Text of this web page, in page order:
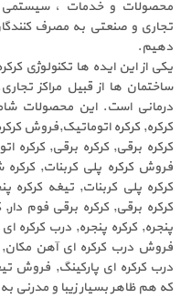
محصولات و خدمات ، سیستمی
تجاری و صنعتی به مصرف کنندگان
دهیم.
یکی از این ایده ها تکنولوژی
ساختمان ها از قبیل مراکز
درمانی است. این محصولات
کرکره, کرکره اتوماتیک,فروش
فروش کرکره پلی کربنات, کرکره
کرکره پلی کربنات, تیغه کرکره
کرکره برقی, کرکره برقی فوم دار,
پنجره, کرکره پنجره, درب کرکره ای
فروش درب کرکره ای آهن مکان,
درب کرکره ای پارکینگ, فروش
که هم ظاهر بسیار زیبا و مدرنی به